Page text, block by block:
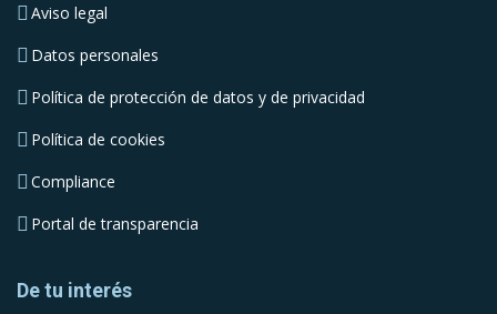
Aviso legal
Datos personales
Política de protección de datos y de privacidad
Política de cookies
Compliance
Portal de transparencia
De tu interés